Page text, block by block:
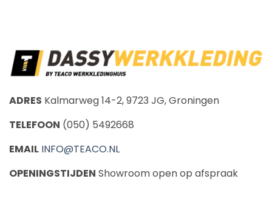
ADRES Kalmarweg 14-2, 9723 JG, Groningen
TELEFOON (050) 5492668
EMAIL INFO@TEACO.NL
OPENINGSTIJDEN Showroom open op afspraak